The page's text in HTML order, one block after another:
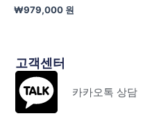
₩979,000 원
고객센터
카카오톡 상담